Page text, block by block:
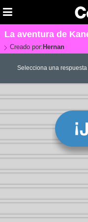
La aventura de
Creado por: Hernan
Selecciona una